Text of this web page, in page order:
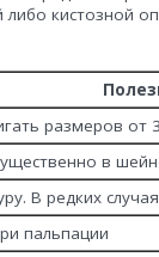
либо кистозной
размеров от
в
В редких
пальпации